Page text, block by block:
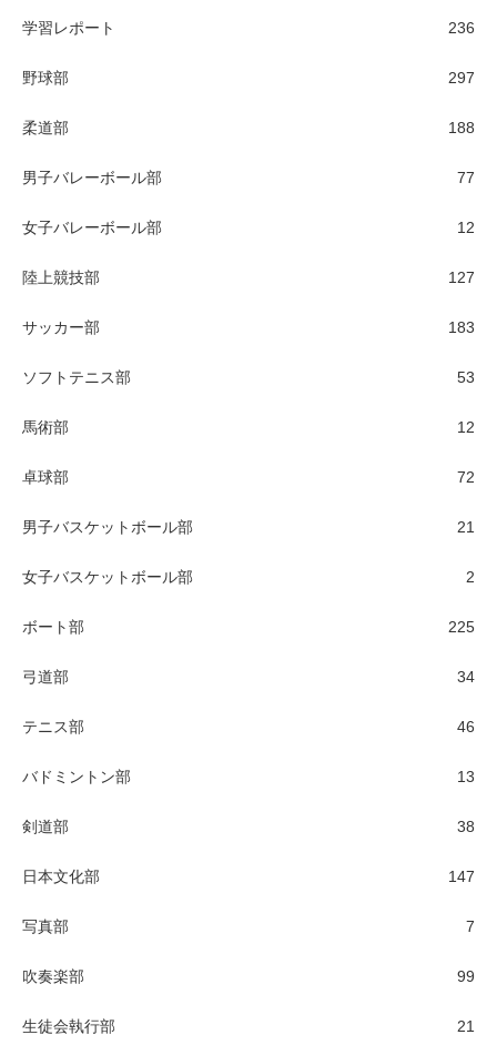
学習レポート 236
野球部 297
柔道部 188
男子バレーボール部 77
女子バレーボール部 12
陸上競技部 127
サッカー部 183
ソフトテニス部 53
馬術部 12
卓球部 72
男子バスケットボール部 21
女子バスケットボール部 2
ボート部 225
弓道部 34
テニス部 46
バドミントン部 13
剣道部 38
日本文化部 147
写真部 7
吹奏楽部 99
生徒会執行部 21